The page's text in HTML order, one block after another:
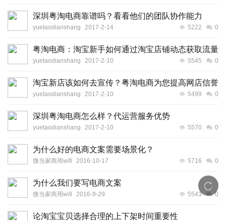
深圳粤淘电商靠谱吗？看看他们的团队协作能力
yuetaodianshang 2017-2-14 5222 0
粤淘电商：淘宝新手如何通过淘宝店铺动态获取流量
yuetaodianshang 2017-2-10 5545 0
淘宝新店该如何去宣传？粤淘电商为您提高网店信誉
yuetaodianshang 2017-2-10 5499 0
深圳粤淘电商怎么样？代运营服务优势
yuetaodianshang 2017-2-10 5570 0
为什么好的电商文案需要场景化？
微当家商用wifi 2016-10-17 5716 0
为什么我们要写电商文案
微当家商用wifi 2016-9-29 5543 0
论淘宝宝贝选择合理的上下架时间重要性